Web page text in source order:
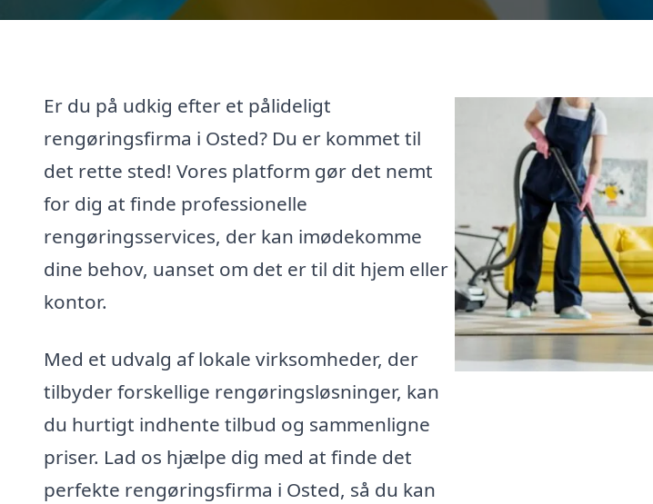
Er du på udkig efter et pålideligt
rengøringsfirma i Osted? Du er kommet til
det rette sted! Vores platform gør det nemt
for dig at finde professionelle
rengøringsservices, der kan imødekomme
dine behov, uanset om det er til dit hjem eller
kontor.
Med et udvalg af lokale virksomheder, der
tilbyder forskellige rengøringsløsninger, kan
du hurtigt indhente tilbud og sammenligne
priser. Lad os hjælpe dig med at finde det
perfekte rengøringsfirma i Osted, så du kan